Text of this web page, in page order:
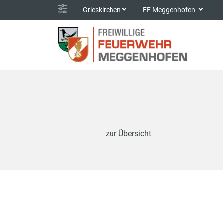
Grieskirchen FF Meggenhofen
zur Übersicht